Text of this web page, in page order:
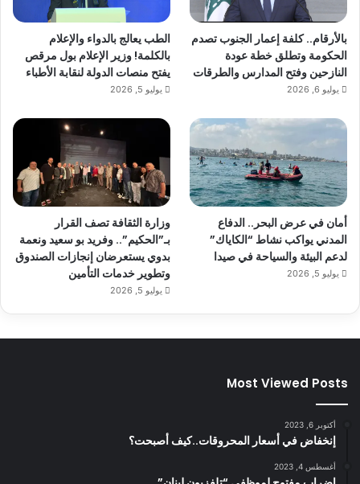
بالأرقام.. كلفة إعمار الجنوب تصدم
الحكومة وتطلق خطة عودة
النازحين وفتح المدارس والطرقات
يوليو 6, 2026
الطب يعالج بالدواء والإعلام
بالكلمة! وزير الإعلام بول مرقص
يفتح منصات الدولة لنقابة الأطباء
يوليو 5, 2026
أمان في عرض البحر.. الدفاع
المدني يواكب نشاط “الكاياك”
لدعم البيئة والسياحة في صيدا
يوليو 5, 2026
وزارة الثقافة تصف القرار
بـ”الحكيم”.. وفريد بو سعيد ونعمة
بدوي يستعرضان إنجازات الصندوق
وتطوير خدمات التأمين
يوليو 5, 2026
Most Viewed Posts
أكتوبر 6, 2023
إنخفاض في أسعار المحروقات..كيف أصبحت؟
أغسطس 4, 2023